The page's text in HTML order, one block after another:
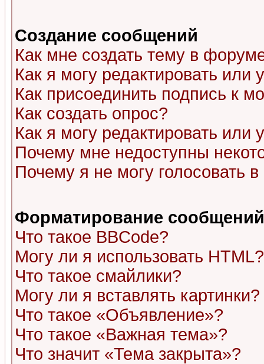
Создание сообщений
Как мне создать тему в
Как я могу редактировать или
Как присоединить подпись к
Как создать опрос?
Как я могу редактировать или
Почему мне недоступны
Почему я не могу голосовать
Форматирование
Что такое BBCode?
Могу ли я использовать HTML?
Что такое смайлики?
Могу ли я вставлять картинки?
Что такое «Объявление»?
Что такое «Важная тема»?
Что значит «Тема закрыта»?